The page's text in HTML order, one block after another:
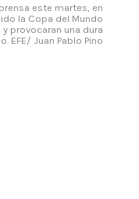
este martes, en
la Copa del Mundo
provocaran una dura
Juan Pablo Pino